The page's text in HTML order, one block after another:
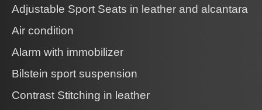
Adjustable Sport Seats in leather and alcantara
Air condition
Alarm with immobilizer
Bilstein sport suspension
Contrast Stitching in leather